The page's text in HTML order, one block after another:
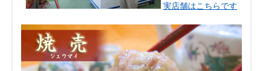
実店舗はこちらです